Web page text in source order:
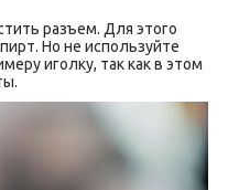
разъем. Для этого
Но не используйте
иголку, так как в этом